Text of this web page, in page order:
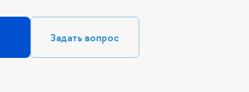
Задать вопрос